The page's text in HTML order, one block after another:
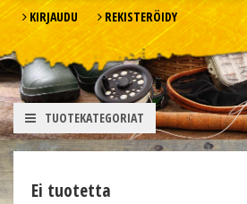
KIRJAUDU REKISTERÖIDY
TUOTEKATEGORIAT
Ei tuotetta